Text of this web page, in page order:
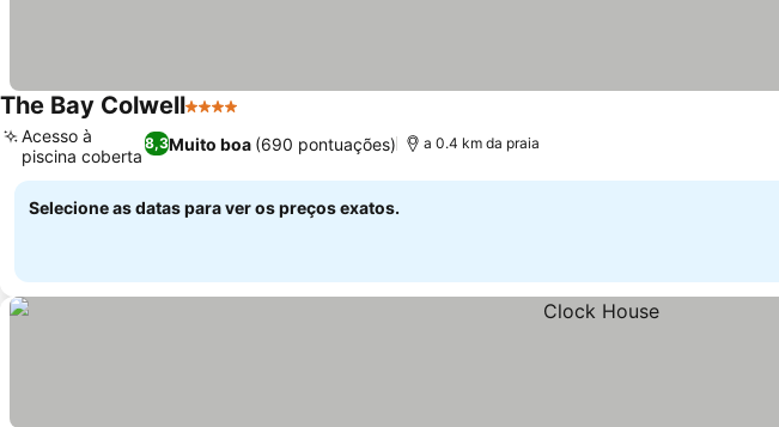
The Bay Colwell4 Estrelas
8,3Muito boa (690 pontuações)
Acesso à
piscina coberta
a 0.4 km da praia
Selecione as datas para ver os preços exatos.